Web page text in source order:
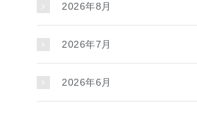
2026年8月
2026年7月
2026年6月